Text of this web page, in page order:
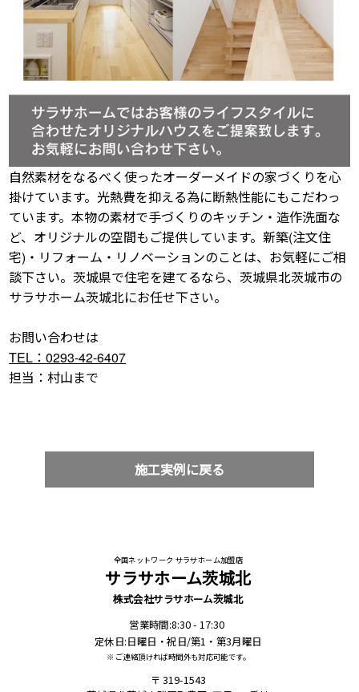
自然素材をなるべく使ったオーダーメイドの家づくりを心
掛けています。光熱費を抑える為に断熱性能にもこだわっ
ています。本物の素材で手づくりのキッチン・造作洗面な
ど、オリジナルの空間もご提供しています。新築(注文住
宅)・リフォーム・リノベーションのことは、お気軽にご相
談下さい。茨城県で住宅を建てるなら、茨城県北茨城市の
サラサホーム茨城北にお任せ下さい。
お問い合わせは
TEL：0293-42-6407
担当：村山まで
施工実例に戻る
全国ネットワーク サラサホーム加盟店
サラサホーム茨城北
株式会社サラサホーム茨城北
営業時間:8:30 - 17:30
定休日:日曜日・祝日/第1・第3月曜日
※ ご連絡頂ければ時間外も対応可能です。
319-1543